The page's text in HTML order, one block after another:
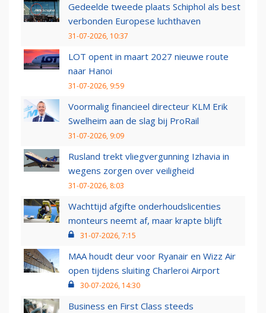
Gedeelde tweede plaats Schiphol als best
verbonden Europese luchthaven
31-07-2026, 10:37
LOT opent in maart 2027 nieuwe route
naar Hanoi
31-07-2026, 9:59
Voormalig financieel directeur KLM Erik
Swelheim aan de slag bij ProRail
31-07-2026, 9:09
Rusland trekt vliegvergunning Izhavia in
wegens zorgen over veiligheid
31-07-2026, 8:03
Wachttijd afgifte onderhoudslicenties
monteurs neemt af, maar krapte blijft
31-07-2026, 7:15
MAA houdt deur voor Ryanair en Wizz Air
open tijdens sluiting Charleroi Airport
30-07-2026, 14:30
Business en First Class steeds